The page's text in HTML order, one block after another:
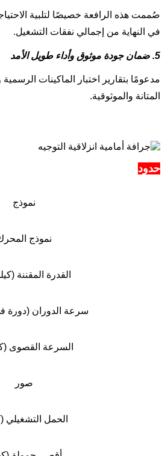
صُممت هذه الرافعة خصيصًا لتلبية
في النهاية من إجمالي نفقات التشغيل.
5. ضمان جودة موثوق وأداء طويل الأمد
مدعومًا بتقارير اختبار الماكينات
المتانة والموثوقية.
حدود
نموذج
نموذج
القدرة المقننة
سرعة الدوران (دورة
السرعة القصوى
صور
الحمل التشغيلي